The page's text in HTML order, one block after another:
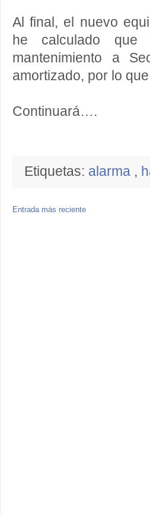
Al final, el nuevo
he calculado
mantenimiento a
amortizado, por lo
Continuará….
Etiquetas: alarma ,
Entrada más reciente